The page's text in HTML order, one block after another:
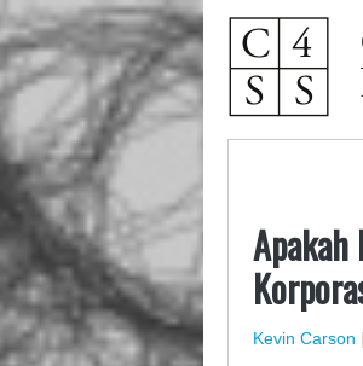
Apakah
Kevin Carson |